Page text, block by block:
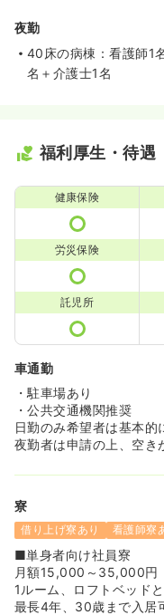
夜勤
40床の病棟：看護師1
名＋介護士1名
福利厚生・待遇
健康保険
労災保険
託児所
車通勤
・駐車場あり
・公共交通機関推奨
日勤のみ希望者は基本的
夜勤者は申請の上、空き
寮
借り上げ寮あり 看護師寮
■単身者向け社員寮
月額15,000～35,000円
1ルーム、ロフトベッド
最長4年、30歳まで入居